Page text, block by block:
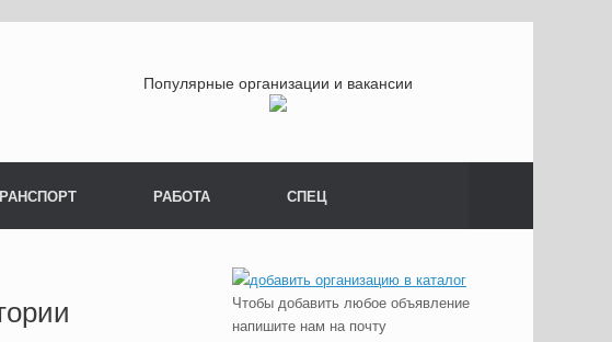
Популярные организации и вакансии
РАБОТА СПЕЦ
Чтобы добавить любое объявление
напишите нам на почту